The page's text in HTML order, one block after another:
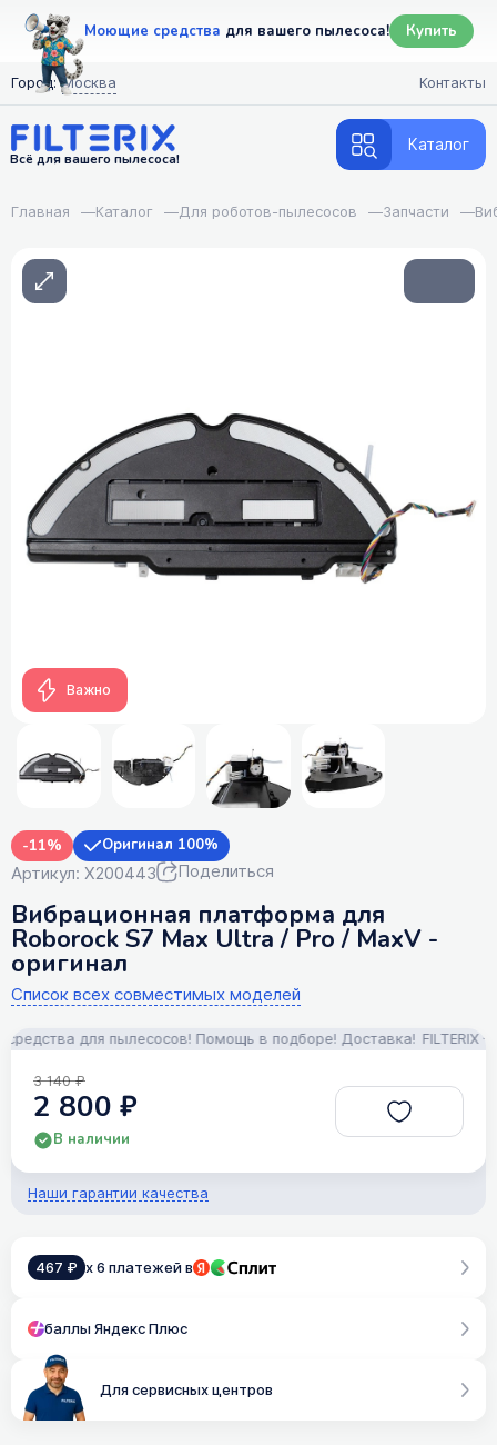
Моющие средства для вашего пылесоса! Купить
Город: Москва Контакты
Всё для вашего пылесоса!
Каталог
Главная —Каталог —Для роботов-пылесосов —Запчасти —
Важно
-11% Оригинал 100%
Артикул: X200443 Поделиться
Вибрационная платформа для
Roborock S7 Max Ultra / Pro / MaxV -
оригинал
Список всех совместимых моделей
для пылесосов! Помощь в подборе! Доставка! FILTERIX —
3 140 ₽
2 800 ₽
В наличии
Наши гарантии качества
467 ₽ x 6 платежей в
баллы Яндекс Плюс
Для сервисных центров